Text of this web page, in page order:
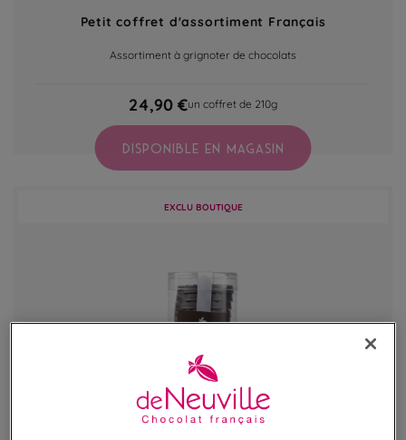
Petit coffret d'assortiment Français
Assortiment à grignoter de chocolats
24,90 €un coffret de 210g
DISPONIBLE EN MAGASIN
EXCLU BOUTIQUE